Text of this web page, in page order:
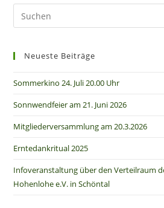
Neueste Beiträge
Sommerkino 24. Juli 20.00 Uhr
Sonnwendfeier am 21. Juni 2026
Mitgliederversammlung am 20.3.2026
Erntedankritual 2025
Infoveranstaltung über den Verteilraum
Hohenlohe e.V. in Schöntal